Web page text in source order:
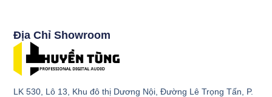
Địa Chỉ Showroom
LK 530, Lô 13, Khu đô thị Dương Nội, Đường Lê Trọng Tấn, P.